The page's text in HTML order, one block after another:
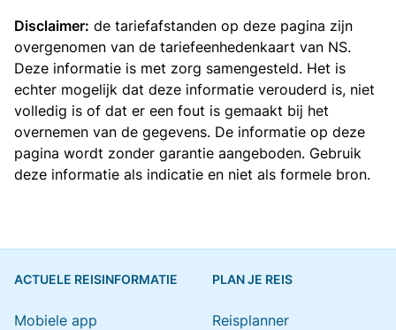
Disclaimer: de tariefafstanden op deze pagina zijn
overgenomen van de tariefeenhedenkaart van NS.
Deze informatie is met zorg samengesteld. Het is
echter mogelijk dat deze informatie verouderd is, niet
volledig is of dat er een fout is gemaakt bij het
overnemen van de gegevens. De informatie op deze
pagina wordt zonder garantie aangeboden. Gebruik
deze informatie als indicatie en niet als formele bron.
ACTUELE REISINFORMATIE
Mobiele app
PLAN JE REIS
Reisplanner